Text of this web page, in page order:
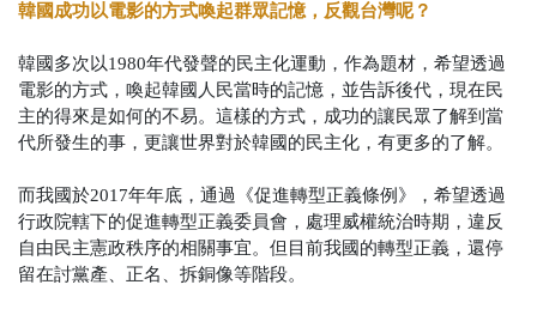
韓國成功以電影的方式喚起群眾記憶，反觀台灣呢？
韓國多次以1980年代發聲的民主化運動，作為題材，希望透過
電影的方式，喚起韓國人民當時的記憶，並告訴後代，現在民
主的得來是如何的不易。這樣的方式，成功的讓民眾了解到當
代所發生的事，更讓世界對於韓國的民主化，有更多的了解。
而我國於2017年年底，通過《促進轉型正義條例》，希望透過
行政院轄下的促進轉型正義委員會，處理威權統治時期，違反
自由民主憲政秩序的相關事宜。但目前我國的轉型正義，還停
留在討黨產、正名、拆銅像等階段。